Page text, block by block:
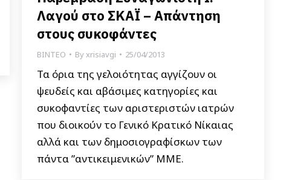
Λαγού στο ΣΚΑΪ – Απάντηση
στους συκοφάντες
ΒΙΝΤΕΟ Byxrisiavgi 25/04/2013
Τα όρια της γελοιότητας αγγίζουν οι
ψευδείς και αβάσιμες κατηγορίες και
συκοφαντίες των αριστεριστών ιατρών
που διοικούν το Γενικό Κρατικό Νίκαιας
αλλά και των δημοσιογραφίσκων των
πάντα ”αντικειμενικών” ΜΜΕ.